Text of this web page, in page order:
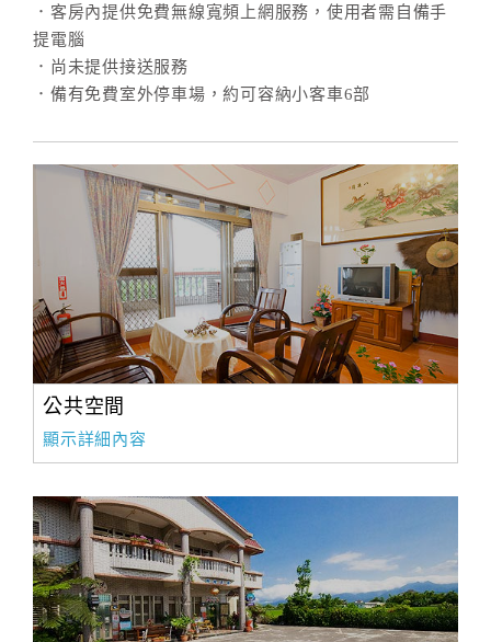
查
詢
房
Q&A
旅
卡
訂
房
款
據
合
作
提
案
．客房內提供免費無線寬頻上網服務，使用者需自備手
提電腦
．尚未提供接送服務
．備有免費室外停車場，約可容納小客車6部
公共空間
顯示詳細內容